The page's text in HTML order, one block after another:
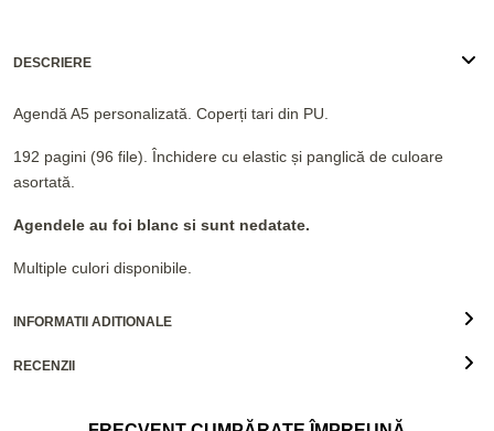
DESCRIERE
Agendă A5 personalizată. Coperți tari din PU.
192 pagini (96 file). Închidere cu elastic și panglică de culoare
asortată.
Agendele au foi blanc si sunt nedatate.
Multiple culori disponibile.
INFORMATII ADITIONALE
RECENZII